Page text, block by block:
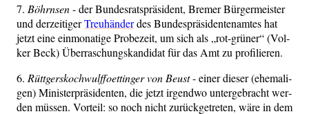
7. Böhrn­sen- der Bun­des­rats­prä­si­dent, Bre­mer Bür­ger­meis­ter
und der­zei­ti­gerTreu­hän­derdes Bun­des­prä­si­den­ten­am­tes hat
jetzt eine ein­mo­na­ti­ge Pro­be­zeit, um sich als „rot-grü­ner“ (Vol­
ker Beck) Über­ra­schungs­kan­di­dat für das Amt zu profilieren.
6. Rütt­ger­s­koch­wulffoet­tin­ger von Beust- einer die­ser (ehe­ma­li­
gen) Minis­ter­prä­si­den­ten, die jetzt irgend­wo unter­ge­bracht wer­
den müs­sen. Vor­teil: so noch nicht zurück­ge­tre­ten, wäre in dem